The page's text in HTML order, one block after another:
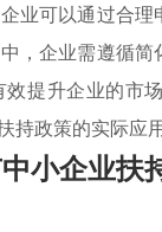
业可以通过合
，企业需遵循
提升企业的市
持政策的实际应
小企业扶